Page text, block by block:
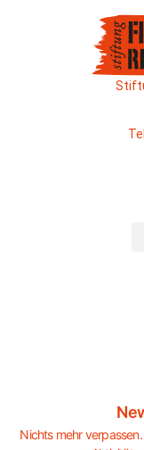
Nichts mehr